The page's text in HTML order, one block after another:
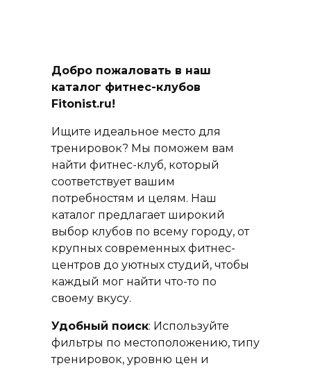
Добро пожаловать в наш
каталог фитнес-клубов
Fitonist.ru!
Ищите идеальное место для
тренировок? Мы поможем вам
найти фитнес-клуб, который
соответствует вашим
потребностям и целям. Наш
каталог предлагает широкий
выбор клубов по всему городу, от
крупных современных фитнес-
центров до уютных студий, чтобы
каждый мог найти что-то по
своему вкусу.
Удобный поиск: Используйте
фильтры по местоположению, типу
тренировок, уровню цен и